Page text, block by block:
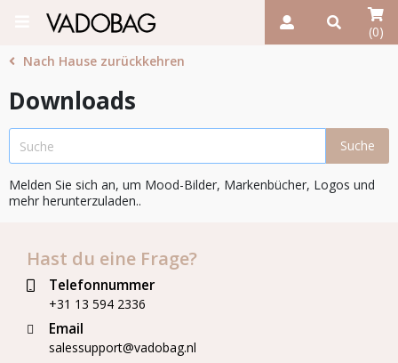
(0)
Nach Hause zurückkehren
Downloads
Melden Sie sich an, um Mood-Bilder, Markenbücher, Logos und
mehr herunterzuladen..
Hast du eine Frage?
Telefonnummer
+31 13 594 2336
Email
salessupport@vadobag.nl